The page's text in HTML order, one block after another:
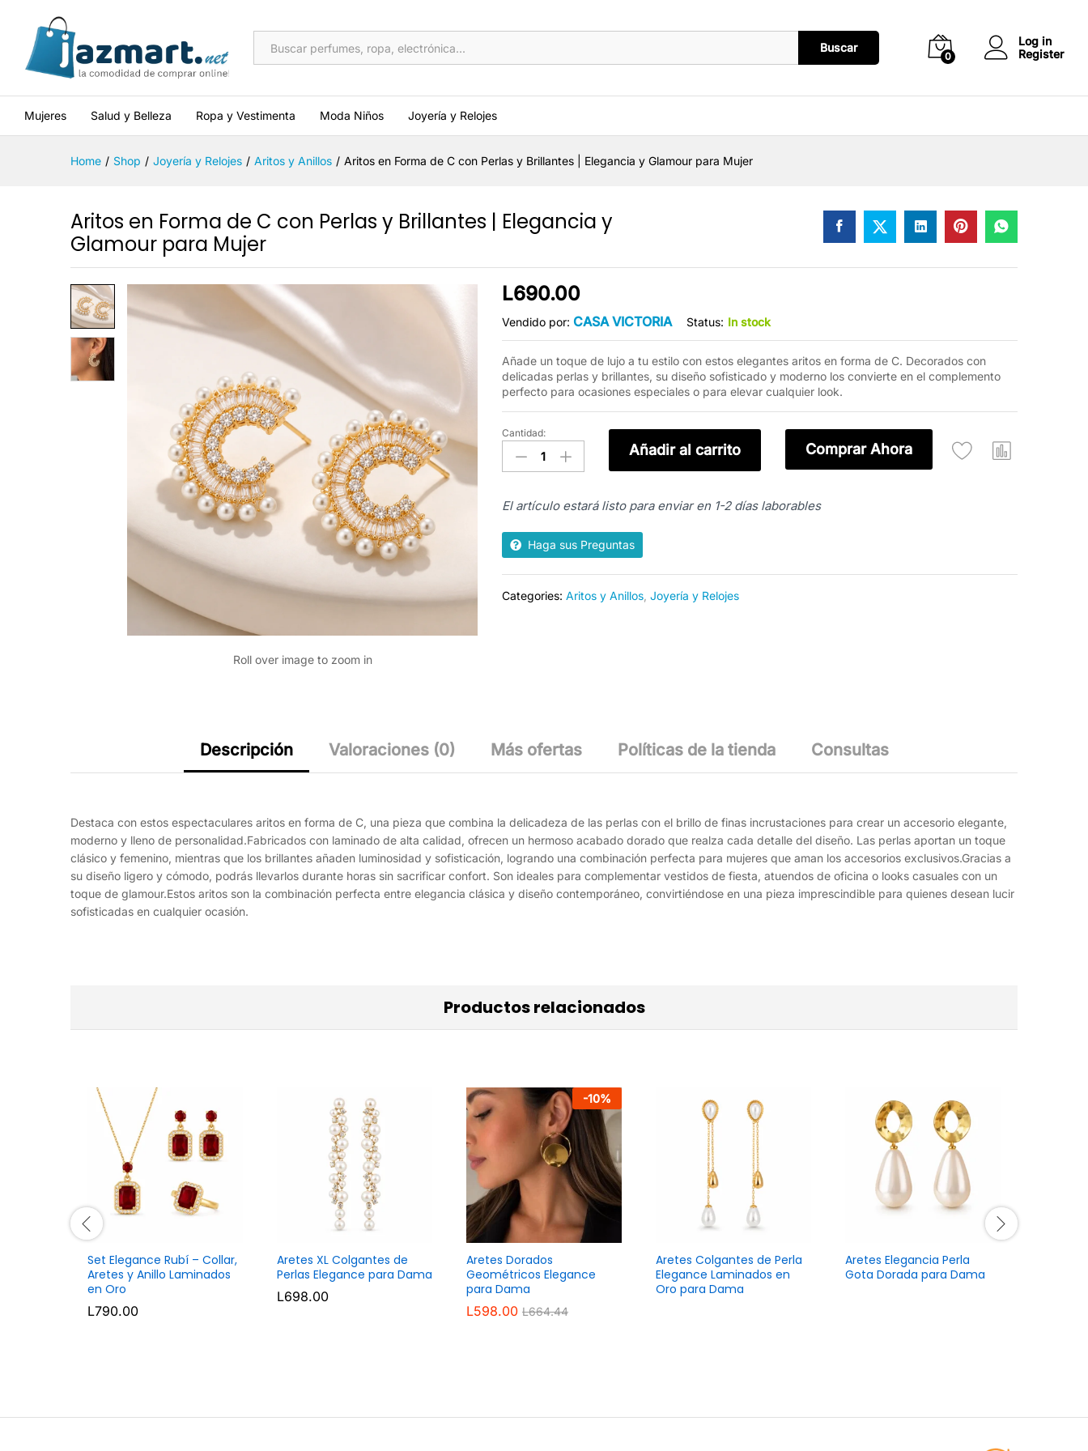
Buscar
0
Log in
Register
Mujeres Salud y Belleza Ropa y Vestimenta Moda Niños Joyería y Relojes
Home / Shop / Joyería y Relojes / Aritos y Anillos / Aritos en Forma de C con Perlas y Brillantes | Elegancia y Glamour para Mujer
Aritos en Forma de C con Perlas y Brillantes | Elegancia y
Glamour para Mujer
Roll over image to zoom in
L690.00
Vendido por: CASA VICTORIA Status: In stock
Añade un toque de lujo a tu estilo con estos elegantes aritos en forma de C. Decorados con
delicadas perlas y brillantes, su diseño sofisticado y moderno los convierte en el complemento
perfecto para ocasiones especiales o para elevar cualquier look.
Aritos
Forma
C
Perlas
y
Brillantes
|
Cantidad:
Añadir al carrito Comprar Ahora
El artículo estará listo para enviar en 1-2 días laborables
Haga sus Preguntas
Categories:Aritos y Anillos,Joyería y Relojes
Descripción Valoraciones (0) Más ofertas Políticas de la tienda Consultas
Destaca con estos espectaculares aritos en forma de C, una pieza que combina la delicadeza de las perlas con el brillo de finas incrustaciones para crear un accesorio elegante,
moderno y lleno de personalidad.Fabricados con laminado de alta calidad, ofrecen un hermoso acabado dorado que realza cada detalle del diseño. Las perlas aportan un toque
clásico y femenino, mientras que los brillantes añaden luminosidad y sofisticación, logrando una combinación perfecta para mujeres que aman los accesorios exclusivos.Gracias a
su diseño ligero y cómodo, podrás llevarlos durante horas sin sacrificar confort. Son ideales para complementar vestidos de fiesta, atuendos de oficina o looks casuales con un
toque de glamour.Estos aritos son la combinación perfecta entre elegancia clásica y diseño contemporáneo, convirtiéndose en una pieza imprescindible para quienes desean lucir
sofisticadas en cualquier ocasión.
Productos relacionados
Set Elegance Rubí – Collar,
Aretes y Anillo Laminados
en Oro
L790.00
Aretes XL Colgantes de
Perlas Elegance para Dama
L698.00
-10%
Aretes Dorados
Geométricos Elegance
para Dama
L598.00 L664.44
Aretes Colgantes de Perla
Elegance Laminados en
Oro para Dama
Aretes Elegancia Perla
Gota Dorada para Dama